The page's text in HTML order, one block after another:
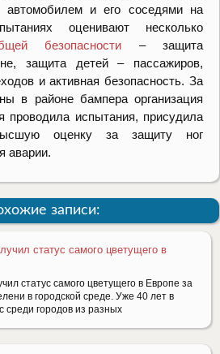
автомобилем и его соседями на
оценивают несколько
безопасности – защита
защита детей – пассажиров,
и активная безопасность. За
в районе бампера организация
проводила испытания, присудила
оценку за защиту ног
аварии.
записи:
статус самого цветущего в
статус самого цветущего в Европе за
в городской среде. Уже 40 лет в
среди городов из разных